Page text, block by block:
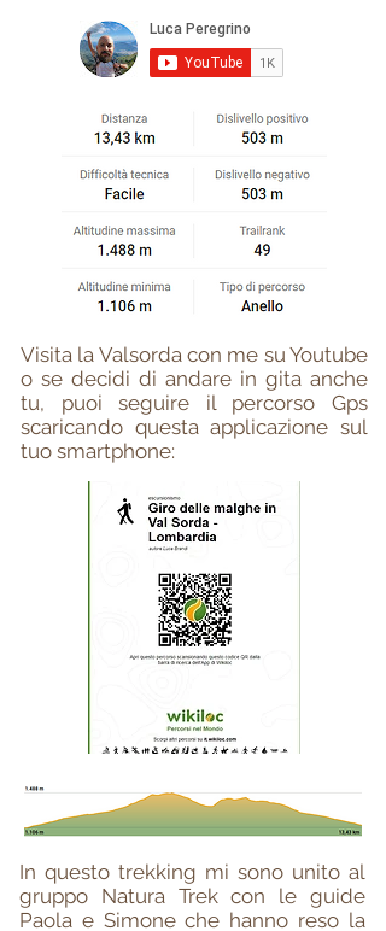
Visita la Valsorda con me su Youtube
o se decidi di andare in gita anche
tu, puoi seguire il percorso Gps
scaricando questa applicazione sul
tuo smartphone:
In questo trekking mi sono unito al
gruppo Natura Trek con le guide
Paola e Simone che hanno reso la